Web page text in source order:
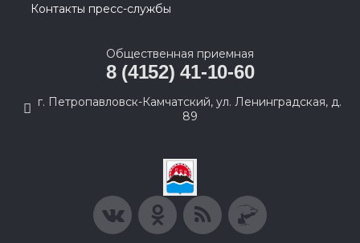
Контакты пресс-службы
Общественная приемная
8 (4152) 41-10-60
г. Петропавловск-Камчатский, ул. Ленинградская, д.
89